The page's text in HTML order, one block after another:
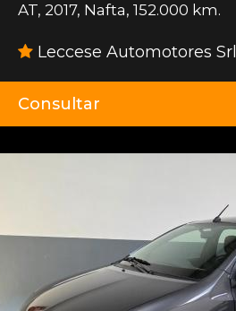
AT, 2017, Nafta, 152.000 km.
Leccese Automotores Srl
Consultar